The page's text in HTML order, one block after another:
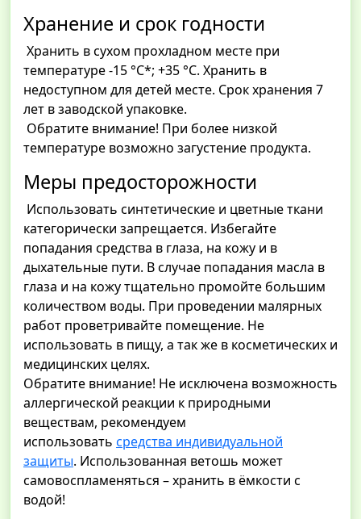
Хранение и срок годности
Хранить в сухом прохладном месте при
температуре -15 °C*; +35 °C. Хранить в
недоступном для детей месте. Срок хранения 7
лет в заводской упаковке.
Обратите внимание! При более низкой
температуре возможно загустение продукта.
Меры предосторожности
Использовать синтетические и цветные ткани
категорически запрещается. Избегайте
попадания средства в глаза, на кожу и в
дыхательные пути. В случае попадания масла в
глаза и на кожу тщательно промойте большим
количеством воды. При проведении малярных
работ проветривайте помещение. Не
использовать в пищу, а так же в косметических и
медицинских целях.
Обратите внимание! Не исключена возможность
аллергической реакции к природными
веществам, рекомендуем
использовать средства индивидуальной
защиты. Использованная ветошь может
самовоспламеняться – хранить в ёмкости с
водой!